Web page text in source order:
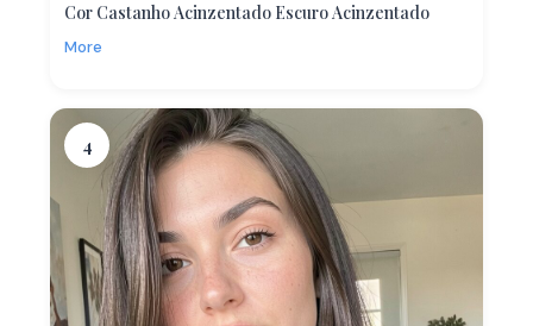
Cor Castanho Acinzentado Escuro Acinzentado
More
4